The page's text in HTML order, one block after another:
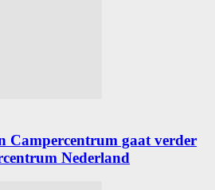
Campercentrum gaat verder
Nederland